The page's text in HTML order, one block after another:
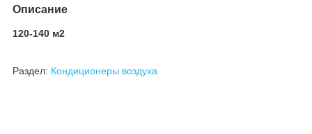
Описание
120-140 м2
Раздел: Кондиционеры воздуха